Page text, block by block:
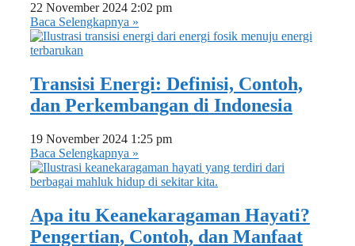
22 November 2024 2:02 pm
Baca Selengkapnya »
Transisi Energi: Definisi, Contoh,
dan Perkembangan di Indonesia
19 November 2024 1:25 pm
Baca Selengkapnya »
Apa itu Keanekaragaman Hayati?
Pengertian, Contoh, dan Manfaat